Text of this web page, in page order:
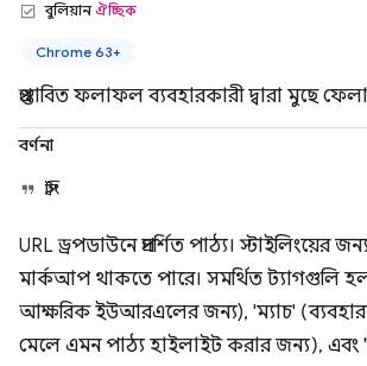
বুলিয়ানঐচ্ছিক
Chrome 63+
প্রস্তাবিত ফলাফল ব্যবহারকারী দ্বারা মুছে
বর্ণনা
স্ট্রিং
URL ড্রপডাউনে প্রদর্শিত পাঠ্য। স্টাইলিংয়ের
মার্কআপ থাকতে পারে। সমর্থিত ট্যাগগুলি
আক্ষরিক ইউআরএলের জন্য), 'ম্যাচ'
মেলে এমন পাঠ্য হাইলাইট করার জন্য), এবং